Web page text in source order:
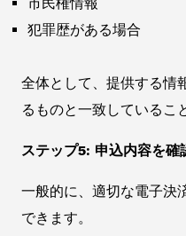
犯罪歴がある場合
全体として、提供する情
るものと一致しているこ
ステップ5: 申込内容を確
一般的に、適切な電子決
できます。